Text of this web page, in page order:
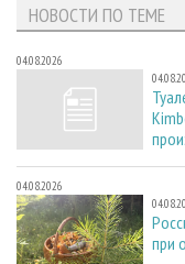
НОВОСТИ ПО ТЕМЕ
04.08.2026
04.08.2026
при